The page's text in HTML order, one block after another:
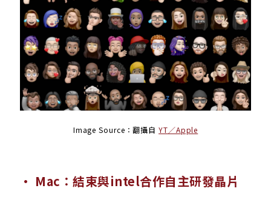
Image Source：翻攝自YT／Apple
· Mac：結束與intel合作自主研發晶片